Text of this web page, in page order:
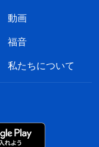
動画
福音
私たちについて